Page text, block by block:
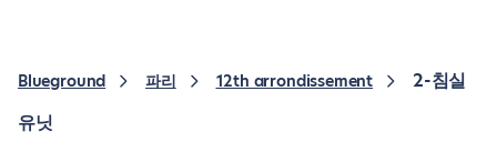
Blueground 파리 12th arrondissement
2-침실
유닛